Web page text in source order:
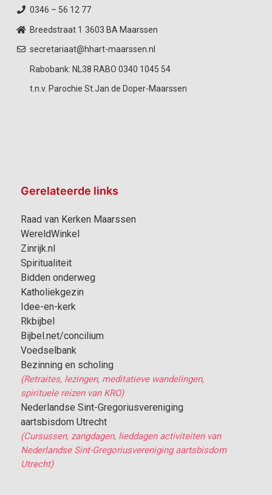
0346 – 56 12 77
Breedstraat 1 3603 BA Maarssen
secretariaat@hhart-maarssen.nl
Rabobank: NL38 RABO 0340 1045 54
t.n.v. Parochie St.Jan de Doper-Maarssen
Gerelateerde links
Raad van Kerken Maarssen
WereldWinkel
Zinrijk.nl
Spiritualiteit
Bidden onderweg
Katholiekgezin
Idee-en-kerk
Rkbijbel
Bijbel.net/concilium
Voedselbank
Bezinning en scholing
(Retraites, lezingen, meditatieve wandelingen,
spirituele reizen van KRO)
Nederlandse Sint-Gregoriusvereniging
aartsbisdom Utrecht
(Cursussen, zangdagen, lieddagen activiteiten van
Nederlandse Sint-Gregoriusvereniging aartsbisdom
Utrecht)